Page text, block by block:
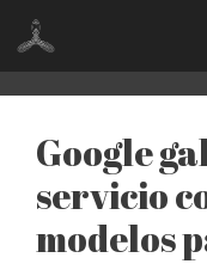
Saltar
contenido
Google
servicio
modelos